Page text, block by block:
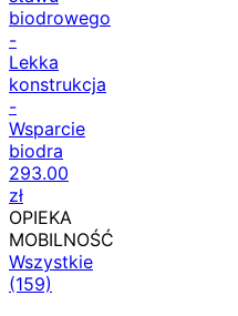
biodrowego
-
Lekka
konstrukcja
-
Wsparcie
biodra
293.00
zł
OPIEKA
MOBILNOŚĆ
Wszystkie
(159)